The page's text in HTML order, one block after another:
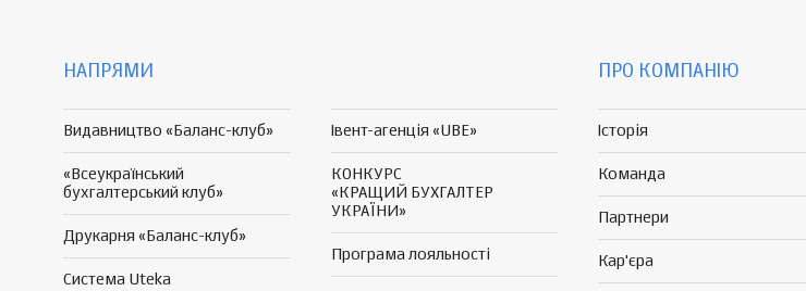
НАПРЯМИ
Видавництво «Баланс-клуб»
«Всеукраїнський
бухгалтерський клуб»
Друкарня «Баланс-клуб»
Система Uteka
Івент-агенція «UBE»
КОНКУРС
«КРАЩИЙ БУХГАЛТЕР
УКРАЇНИ»
Програма лояльності
ПРО КОМПАНІЮ
Історія
Команда
Партнери
Кар'єра